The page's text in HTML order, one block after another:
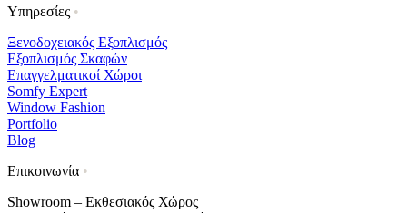
Υπηρεσίες •
Ξενοδοχειακός Εξοπλισμός
Εξοπλισμός Σκαφών
Επαγγελματικοί Χώροι
Somfy Expert
Window Fashion
Portfolio
Blog
Επικοινωνία •
Showroom – Εκθεσιακός Χώρος